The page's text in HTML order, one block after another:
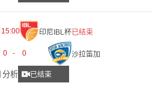
15:00 印尼IBL杯已结束
0 - 0 沙拉笛加
分析 已结束